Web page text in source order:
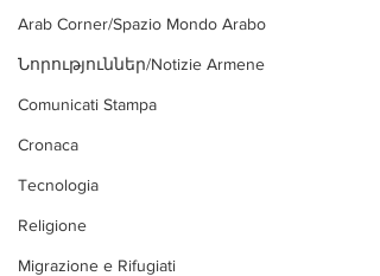
Arab Corner/Spazio Mondo Arabo
Նորություններ/Notizie Armene
Comunicati Stampa
Cronaca
Tecnologia
Religione
Migrazione e Rifugiati